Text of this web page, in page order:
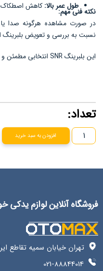
طول عمر بالا: کاهش اصطکاک
نکته فنی مهم:
در صورت مشاهده هرگونه صدا یا
نسبت به بررسی و تعویض بلبرینگ
این بلبرینگ SNR انتخابی مطمئن و حرفه‌ای برای مالکین رنو ال 90 است.
تعداد:
افزودن به سبد خرید
فروشگاه آنلاین لوازم یدکی
تهران خیابان سمیه تقاطع ایرانشهر پلاک
021-88844014